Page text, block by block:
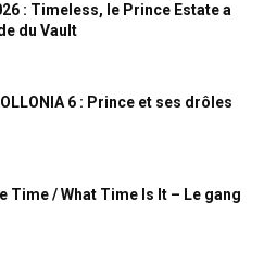
: Timeless, le Prince Estate a
du Vault
6 : Prince et ses drôles
Time / What Time Is It – Le gang